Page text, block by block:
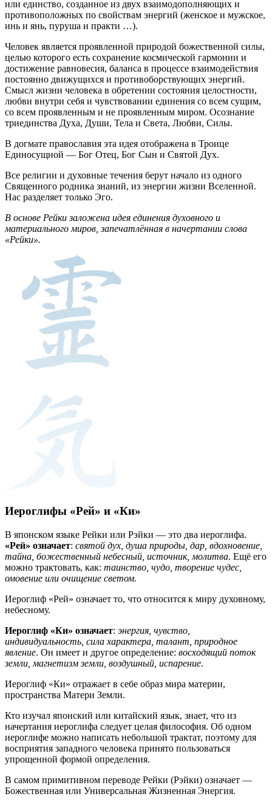
или единство, созданное из двух взаимодополняющих и
противоположных по свойствам энергий (женское и мужское,
инь и янь, пуруша и практи …).
Человек является проявленной природой божественной силы,
целью которого есть сохранение космической гармонии и
достижение равновесия, баланса в процессе взаимодействия
постоянно движущихся и противоборствующих энергий.
Смысл жизни человека в обретении состояния целостности,
любви внутри себя и чувствовании единения со всем сущим,
со всем проявленным и не проявленным миром. Осознание
триединства Духа, Души, Тела и Света, Любви, Силы.
В догмате православия эта идея отображена в Троице
Единосущной — Бог Отец, Бог Сын и Святой Дух.
Все религии и духовные течения берут начало из одного
Священного родника знаний, из энергии жизни Вселенной.
Нас разделяет только Эго.
В основе Рейки заложена идея единения духовного и
материального миров, запечатлённая в начертании слова
«Рейки».
Иероглифы «Рей» и «Ки»
В японском языке Рейки или Рэйки — это два иероглифа.
«Рей» означает: святой дух, душа природы, дар, вдохновение,
тайна, божественный небесный, источник, молитва. Ещё его
можно трактовать, как: таинство, чудо, творение чудес,
омовение или очищение светом.
Иероглиф «Рей» означает то, что относится к миру духовному,
небесному.
Иероглиф «Ки» означает: энергия, чувство,
индивидуальность, сила характера, талант, природное
явление. Он имеет и другое определение: восходящий поток
земли, магнетизм земли, воздушный, испарение.
Иероглиф «Ки» отражает в себе образ мира материи,
пространства Матери Земли.
Кто изучал японский или китайский язык, знает, что из
начертания иероглифа следует целая философия. Об одном
иероглифе можно написать небольшой трактат, поэтому для
восприятия западного человека принято пользоваться
упрощенной формой определения.
В самом примитивном переводе Рейки (Рэйки) означает —
Божественная или Универсальная Жизненная Энергия.